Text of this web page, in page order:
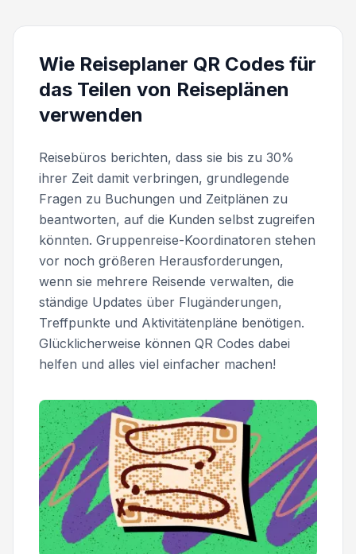
Wie Reiseplaner QR Codes für
das Teilen von Reiseplänen
verwenden
Reisebüros berichten, dass sie bis zu 30%
ihrer Zeit damit verbringen, grundlegende
Fragen zu Buchungen und Zeitplänen zu
beantworten, auf die Kunden selbst zugreifen
könnten. Gruppenreise-Koordinatoren stehen
vor noch größeren Herausforderungen,
wenn sie mehrere Reisende verwalten, die
ständige Updates über Flugänderungen,
Treffpunkte und Aktivitätenpläne benötigen.
Glücklicherweise können QR Codes dabei
helfen und alles viel einfacher machen!